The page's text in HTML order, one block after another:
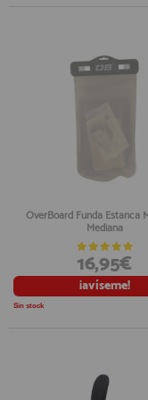
OverBoard Funda Estanca
Mediana
16,95€
¡avíseme!
Sin stock